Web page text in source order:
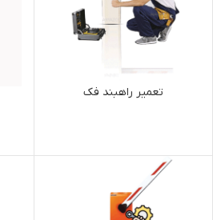
تعمیر راهبند فک